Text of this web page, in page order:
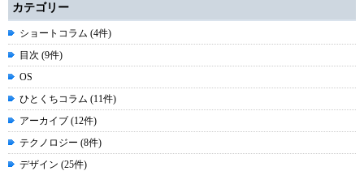
カテゴリー
ショートコラム (4件)
目次 (9件)
OS
ひとくちコラム (11件)
アーカイブ (12件)
テクノロジー (8件)
デザイン (25件)